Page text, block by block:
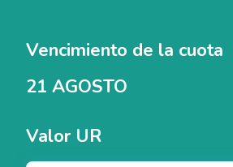
Vencimiento de la cuota
21 AGOSTO
Valor UR